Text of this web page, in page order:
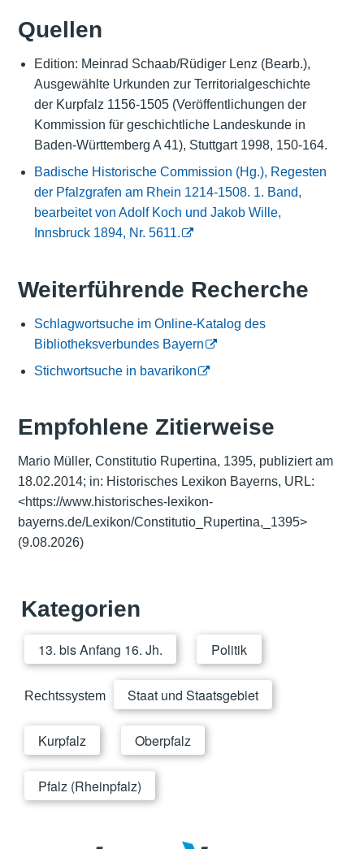
Quellen
Edition: Meinrad Schaab/Rüdiger Lenz (Bearb.),
Ausgewählte Urkunden zur Territorialgeschichte
der Kurpfalz 1156-1505 (Veröffentlichungen der
Kommission für geschichtliche Landeskunde in
Baden-Württemberg A 41), Stuttgart 1998, 150-164.
Badische Historische Commission (Hg.), Regesten
der Pfalzgrafen am Rhein 1214-1508. 1. Band,
bearbeitet von Adolf Koch und Jakob Wille,
Innsbruck 1894, Nr. 5611.
Weiterführende Recherche
Schlagwortsuche im Online-Katalog des
Bibliotheksverbundes Bayern
Stichwortsuche in bavarikon
Empfohlene Zitierweise
Mario Müller, Constitutio Rupertina, 1395, publiziert am
18.02.2014; in: Historisches Lexikon Bayerns, URL:
<https://www.historisches-lexikon-
bayerns.de/Lexikon/Constitutio_Rupertina,_1395>
(9.08.2026)
Kategorien
13. bis Anfang 16. Jh. Politik
Rechtssystem Staat und Staatsgebiet
Kurpfalz Oberpfalz
Pfalz (Rheinpfalz)